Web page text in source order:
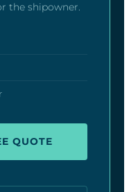
the shipowner.
QUOTE